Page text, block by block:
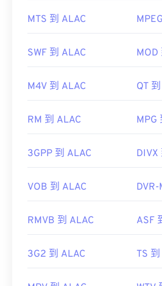
實用連結：
https://xiph.org/vorbis/
MTS 到 ALAC
SWF 到 ALAC MOD
M4V 到 ALAC QT
RM 到 ALAC MPG
3GPP 到 ALAC DIVX
VOB 到 ALAC DVR-
RMVB 到 ALAC ASF
3G2 到 ALAC TS